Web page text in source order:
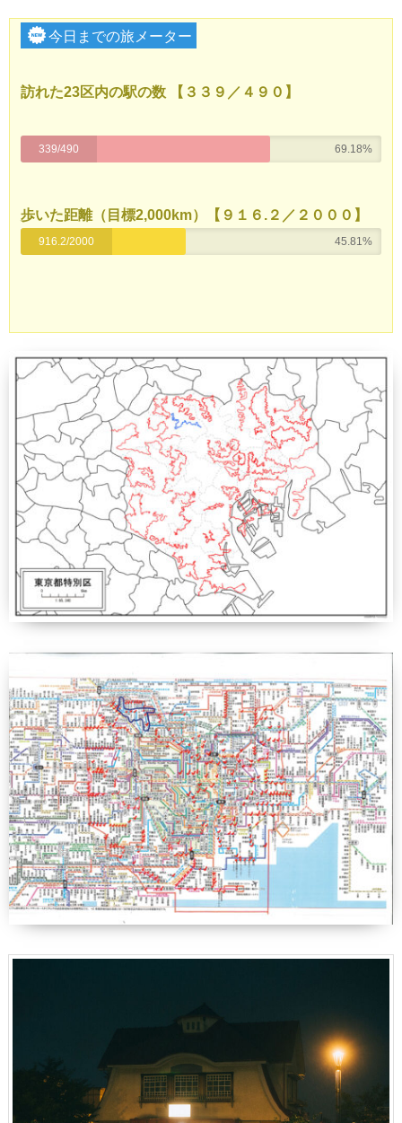
今日までの旅メーター
訪れた23区内の駅の数 【３３９／４９０】
339/490 69.18%
歩いた距離（目標2,000km） 【９１６ .２／２０００】
916.2/2000 45.81%